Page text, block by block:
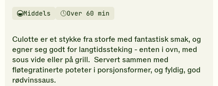
den
til
å
vurdere
denne
oppskriften.
Vanskelighetsgrad
Middels
TilberedningstidOver 60 min
Culotte er et stykke fra storfe med fantastisk smak, og
egner seg godt for langtidssteking - enten i ovn, med
sous vide eller på grill. Servert sammen med
fløtegratinerte poteter i porsjonsformer, og fyldig, god
rødvinssaus.